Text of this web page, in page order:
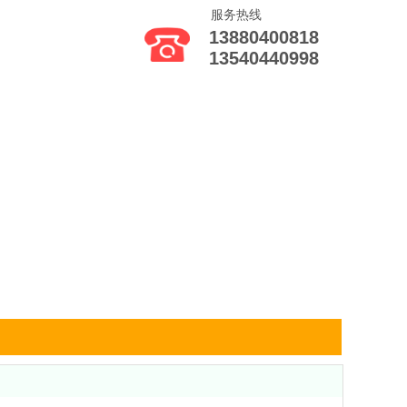
13880400818
13540440998
服务热线
联系我们